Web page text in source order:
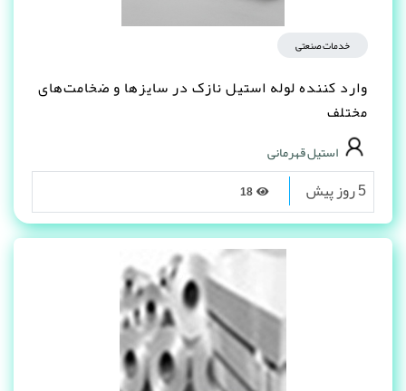
خدمات صنعتی
وارد کننده لوله استیل نازک در سایزها و ضخامت‌های
مختلف
استیل قهرمانی
5 روز پیش